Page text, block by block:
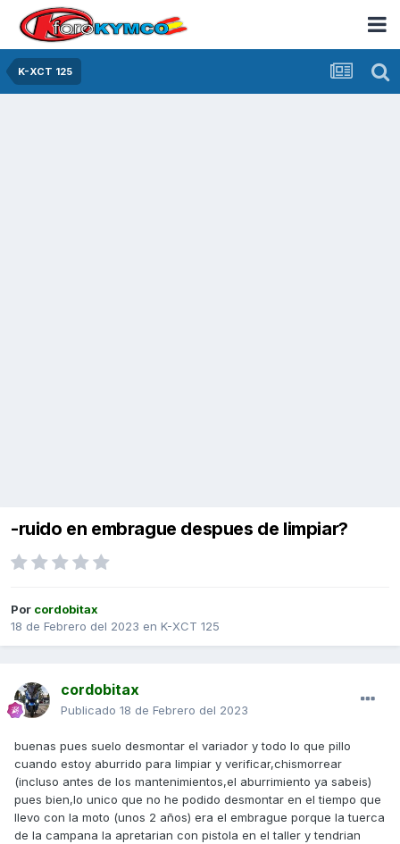
K-XCT 125
-ruido en embrague despues de limpiar?
Por cordobitax
18 de Febrero del 2023 en K-XCT 125
cordobitax
Publicado 18 de Febrero del 2023
buenas pues suelo desmontar el variador y todo lo que pillo
cuando estoy aburrido para limpiar y verificar,chismorrear
(incluso antes de los mantenimientos,el aburrimiento ya sabeis)
pues bien,lo unico que no he podido desmontar en el tiempo que
llevo con la moto (unos 2 años) era el embrague porque la tuerca
de la campana la apretarian con pistola en el taller y tendrian